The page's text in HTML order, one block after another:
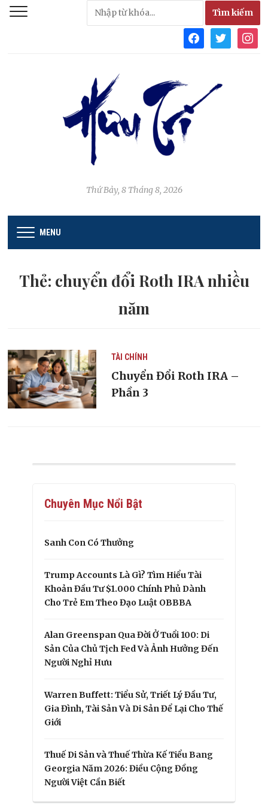
facebooktwitter
Thứ Bảy, 8 Tháng 8, 2026
MENU
Thẻ: chuyển đổi Roth IRA nhiều
năm
TÀI CHÍNH
Chuyển Đổi Roth IRA –
Phần 3
Chuyên Mục Nổi Bật
Sanh Con Có Thưởng
Trump Accounts Là Gì? Tìm Hiểu Tài
Khoản Đầu Tư $1.000 Chính Phủ Dành
Cho Trẻ Em Theo Đạo Luật OBBBA
Alan Greenspan Qua Đời Ở Tuổi 100: Di
Sản Của Chủ Tịch Fed Và Ảnh Hưởng Đến
Người Nghỉ Hưu
Warren Buffett: Tiểu Sử, Triết Lý Đầu Tư,
Gia Đình, Tài Sản Và Di Sản Để Lại Cho Thế
Giới
Thuế Di Sản và Thuế Thừa Kế Tiểu Bang
Georgia Năm 2026: Điều Cộng Đồng
Người Việt Cần Biết